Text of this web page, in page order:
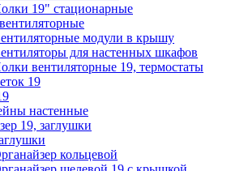
19" стационарные
модули в крышу
для настенных шкафов
вентиляторные 19, термостаты
19
настенные
19, заглушки
кольцевой